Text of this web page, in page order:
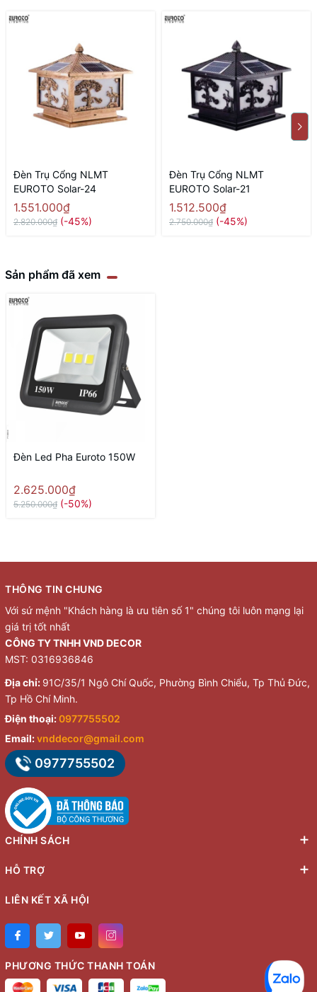
Đèn Trụ Cổng NLMT
EUROTO Solar-24
1.551.000₫
2.820.000₫ (-45%)
Đèn Trụ Cổng NLMT
EUROTO Solar-21
1.512.500₫
2.750.000₫ (-45%)
Sản phẩm đã xem
Đèn Led Pha Euroto 150W
2.625.000₫
5.250.000₫ (-50%)
THÔNG TIN CHUNG
Với sứ mệnh "Khách hàng là ưu tiên số 1" chúng tôi luôn mạng lại
giá trị tốt nhất
CÔNG TY TNHH VND DECOR
MST: 0316936846
Địa chỉ: 91C/35/1 Ngô Chí Quốc, Phường Bình Chiểu, Tp Thủ Đức,
Tp Hồ Chí Minh.
Điện thoại: 0977755502
Email:vnddecor@gmail.com
0977755502
CHÍNH SÁCH
HỖ TRỢ
LIÊN KẾT XÃ HỘI
PHƯƠNG THỨC THANH TOÁN